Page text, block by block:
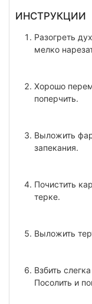
ИНСТРУКЦИИ
Разогреть
мелко
Хорошо
поперчить.
Выложить
запекания.
Почистить
терке.
Выложить
Взбить
Посолить и